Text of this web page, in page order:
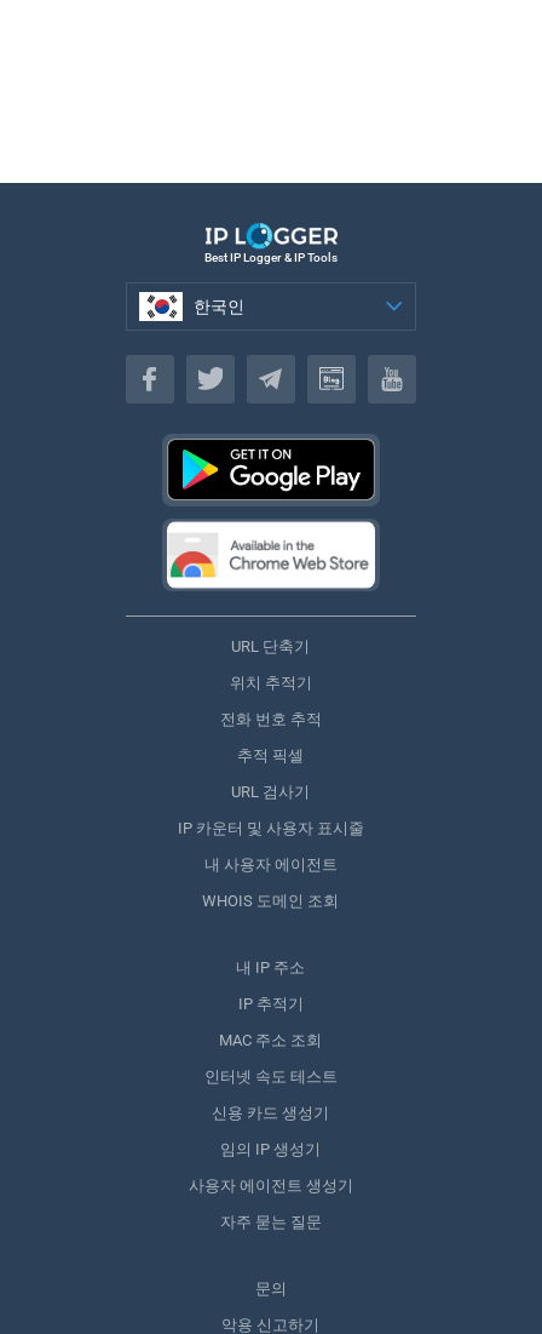
Best IP Logger & IP Tools
한국인
한국인
URL 단축기
위치 추적기
전화 번호 추적
추적 픽셀
URL 검사기
IP 카운터 및 사용자 표시줄
내 사용자 에이전트
WHOIS 도메인 조회
내 IP 주소
IP 추적기
MAC 주소 조회
인터넷 속도 테스트
신용 카드 생성기
임의 IP 생성기
사용자 에이전트 생성기
자주 묻는 질문
문의
악용 신고하기